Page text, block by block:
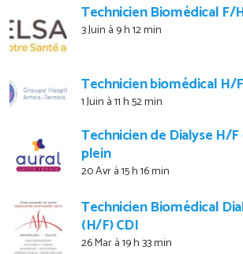
Technicien Biomédical F/
3 Juin à 9 h 12 min
Technicien biomédical H/F
1 Juin à 11 h 52 min
Technicien de Dialyse H/F
plein
20 Avr à 15 h 16 min
Technicien Biomédical
(H/F) CDI
26 Mar à 19 h 33 min